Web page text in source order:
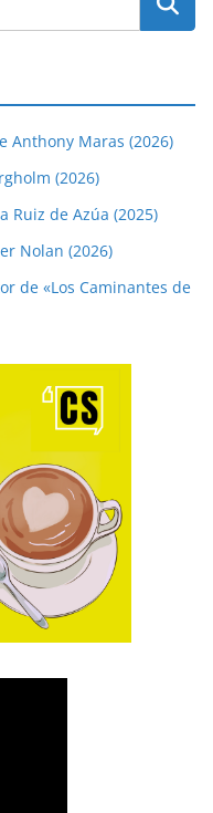
Anthony Maras (2026)
(2026)
Ruiz de Azúa (2025)
Nolan (2026)
de «Los Caminantes de